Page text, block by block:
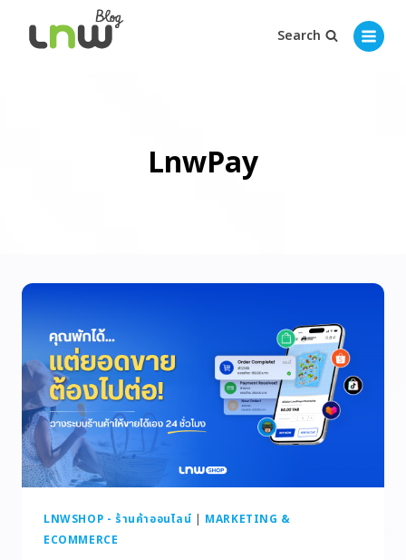
Search
LnwPay
LNWSHOP - ร้านค้าออนไลน์ | MARKETING &
ECOMMERCE